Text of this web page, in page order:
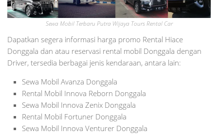
Sewa Mobil Terbaru Putra Wijaya Tours Rental Car
Dapatkan segera informasi harga promo Rental Hiace
Donggala dan atau reservasi rental mobil Donggala dengan
Driver, tersedia berbagai jenis kendaraan, antara lain:
Sewa Mobil Avanza Donggala
Rental Mobil Innova Reborn Donggala
Sewa Mobil Innova Zenix Donggala
Rental Mobil Fortuner Donggala
Sewa Mobil Innova Venturer Donggala